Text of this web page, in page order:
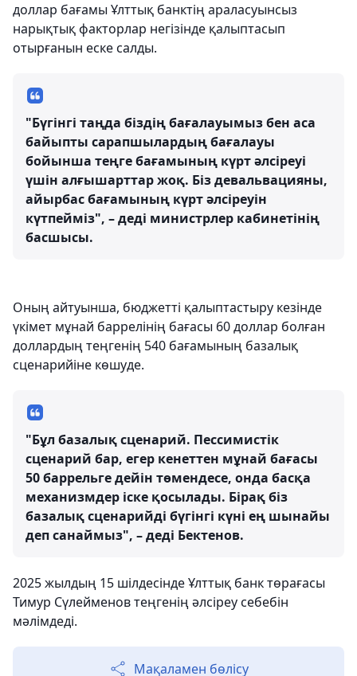
доллар бағамы Ұлттық банктің араласуынсыз
нарықтық факторлар негізінде қалыптасып
отырғанын еске салды.
"Бүгінгі таңда біздің бағалауымыз бен аса
байыпты сарапшылардың бағалауы
бойынша теңге бағамының күрт әлсіреуі
үшін алғышарттар жоқ. Біз девальвацияны,
айырбас бағамының күрт әлсіреуін
күтпейміз", – деді министрлер кабинетінің
басшысы.
Оның айтуынша, бюджетті қалыптастыру кезінде
үкімет мұнай баррелінің бағасы 60 доллар болған
доллардың теңгенің 540 бағамының базалық
сценарийіне көшуде.
"Бұл базалық сценарий. Пессимистік
сценарий бар, егер кенеттен мұнай бағасы
50 баррельге дейін төмендесе, онда басқа
механизмдер іске қосылады. Бірақ біз
базалық сценарийді бүгінгі күні ең шынайы
деп санаймыз", – деді Бектенов.
2025 жылдың 15 шілдесінде Ұлттық банк төрағасы
Тимур Сүлейменов теңгенің әлсіреу себебін
мәлімдеді.
Мақаламен бөлісу